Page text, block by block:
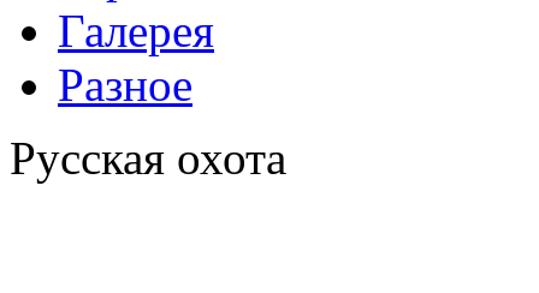
Галерея
Разное
Русская охота